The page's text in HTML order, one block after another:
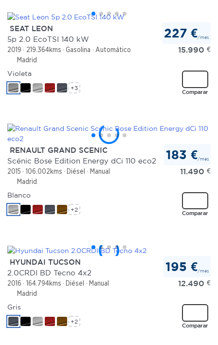
SEAT LEON
5p 2.0 EcoTSI 140 kW
2019 219.364kms Gasolina
Automático
Madrid
227 €/mes
15.990 €
Comparar
Violeta
+3
RENAULT GRAND SCENIC
Scénic Bose Edition Energy dCi 110 eco2
2015 106.002kms Diésel
Manual
Madrid
183 €/mes
11.490 €
Comparar
Blanco
+2
HYUNDAI TUCSON
2.0CRDI BD Tecno 4x2
2016 164.794kms Diésel
Manual
Madrid
195 €/mes
12.490 €
Comparar
Gris
+2